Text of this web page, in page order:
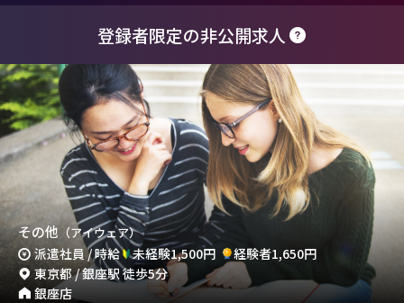
登録者限定の非公開求人
その他 （アイウェア）
派遣社員 / 時給 未経験1,500円
経験者1,650円
東京都 / 銀座駅 徒歩5分
銀座店